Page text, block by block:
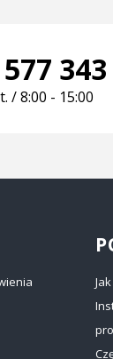
/ 8:00 - 15:00